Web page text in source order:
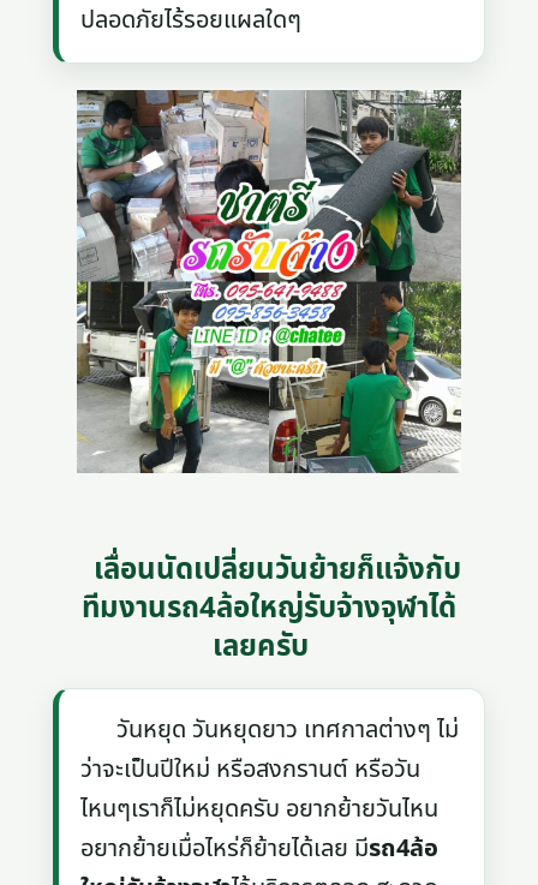
ปลอดภัยไร้รอยแผลใดๆ
เลื่อนนัดเปลี่ยนวันย้ายก็แจ้งกับ
ทีมงานรถ4ล้อใหญ่รับจ้างจุฬาได้
เลยครับ
วันหยุด วันหยุดยาว เทศกาลต่างๆ ไม่
ว่าจะเป็นปีใหม่ หรือสงกรานต์ หรือวัน
ไหนๆเราก็ไม่หยุดครับ อยากย้ายวันไหน
อยากย้ายเมื่อไหร่ก็ย้ายได้เลย มีรถ4ล้อ